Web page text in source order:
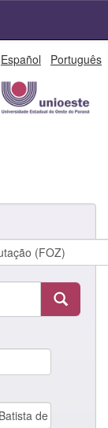
Español Português